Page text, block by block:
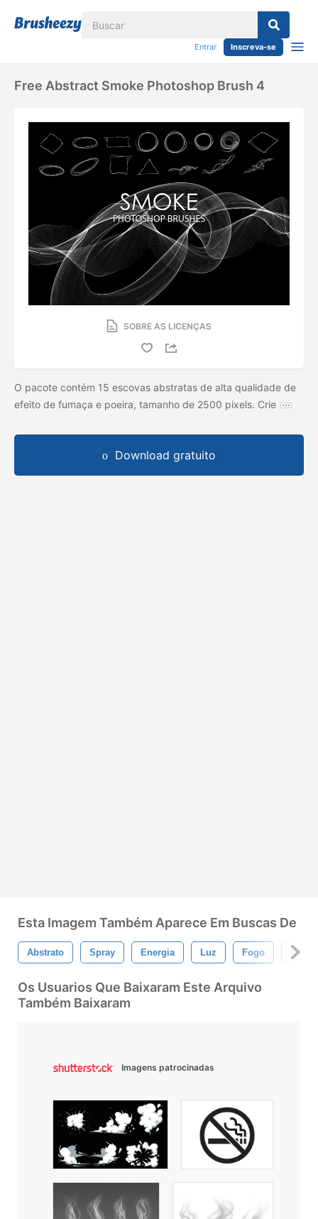
Entrar Inscreva-se
Free Abstract Smoke Photoshop Brush 4
SOBRE AS LICENÇAS
O pacote contém 15 escovas abstratas de alta qualidade de
efeito de fumaça e poeira, tamanho de 2500 pixels. Crie
Download gratuito
Esta Imagem Também Aparece Em Buscas De
Abstrato Spray Energia Luz Fogo
Os Usuarios Que Baixaram Este Arquivo
Também Baixaram
Imagens patrocinadas